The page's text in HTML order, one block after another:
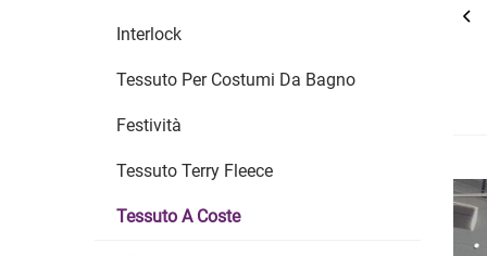
Interlock
Tessuto Per Costumi Da Bagno
Festività
Tessuto Terry Fleece
Tessuto A Coste